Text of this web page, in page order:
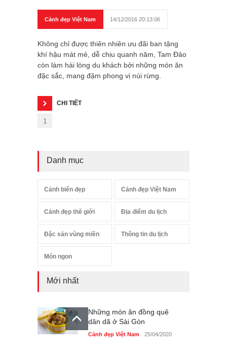
Cảnh đẹp Việt Nam 14/12/2016 20:13:06
Không chỉ được thiên nhiên ưu đãi ban tặng
khí hậu mát mẻ, dễ chịu quanh năm, Tam Đảo
còn làm hài lòng du khách bởi những món ăn
đặc sắc, mang đậm phong vị núi rừng.
CHI TIẾT
1
Danh mục
Cảnh biển đẹp Cảnh đẹp Việt Nam
Cảnh đẹp thế giới Địa điểm du lịch
Đặc sản vùng miền Thông tin du lịch
Món ngon
Mới nhất
Những món ăn đồng quê
dân dã ở Sài Gòn
Cảnh đẹp Việt Nam 25/04/2020